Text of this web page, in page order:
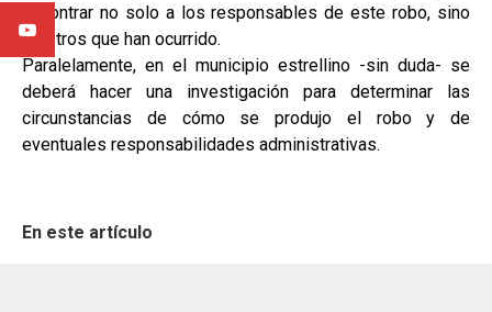
encontrar no solo a los responsables de este robo, sino
de otros que han ocurrido.
Paralelamente, en el municipio estrellino -sin duda- se
deberá hacer una investigación para determinar las
circunstancias de cómo se produjo el robo y de
eventuales responsabilidades administrativas.
En este artículo